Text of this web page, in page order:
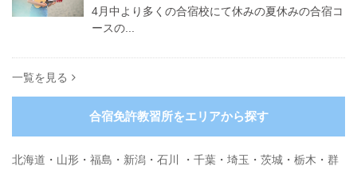
4月中より多くの合宿校にて休みの夏休みの合宿コ
ースの...
一覧を見る
合宿免許教習所をエリアから探す
北海道 ・ 山形 ・ 福島 ・ 新潟 ・ 石川 ・ 千葉 ・ 埼玉 ・ 茨城 ・ 栃木 ・ 群